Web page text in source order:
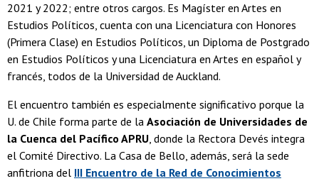
2021 y 2022; entre otros cargos. Es Magíster en Artes en
Estudios Políticos, cuenta con una Licenciatura con Honores
(Primera Clase) en Estudios Políticos, un Diploma de Postgrado
en Estudios Políticos y una Licenciatura en Artes en español y
francés, todos de la Universidad de Auckland.
El encuentro también es especialmente significativo porque la
U. de Chile forma parte de la Asociación de Universidades de
la Cuenca del Pacífico APRU, donde la Rectora Devés integra
el Comité Directivo. La Casa de Bello, además, será la sede
anfitriona del III Encuentro de la Red de Conocimientos